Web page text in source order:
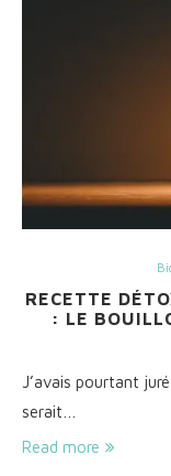
RECETTE
: LE
J’avais pourtant
serait…
Read more